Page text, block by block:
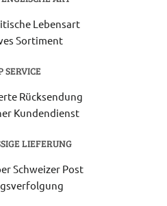
Lebensart
Sortiment
SERVICE
Rücksendung
Kundendienst
LIEFERUNG
Schweizer Post